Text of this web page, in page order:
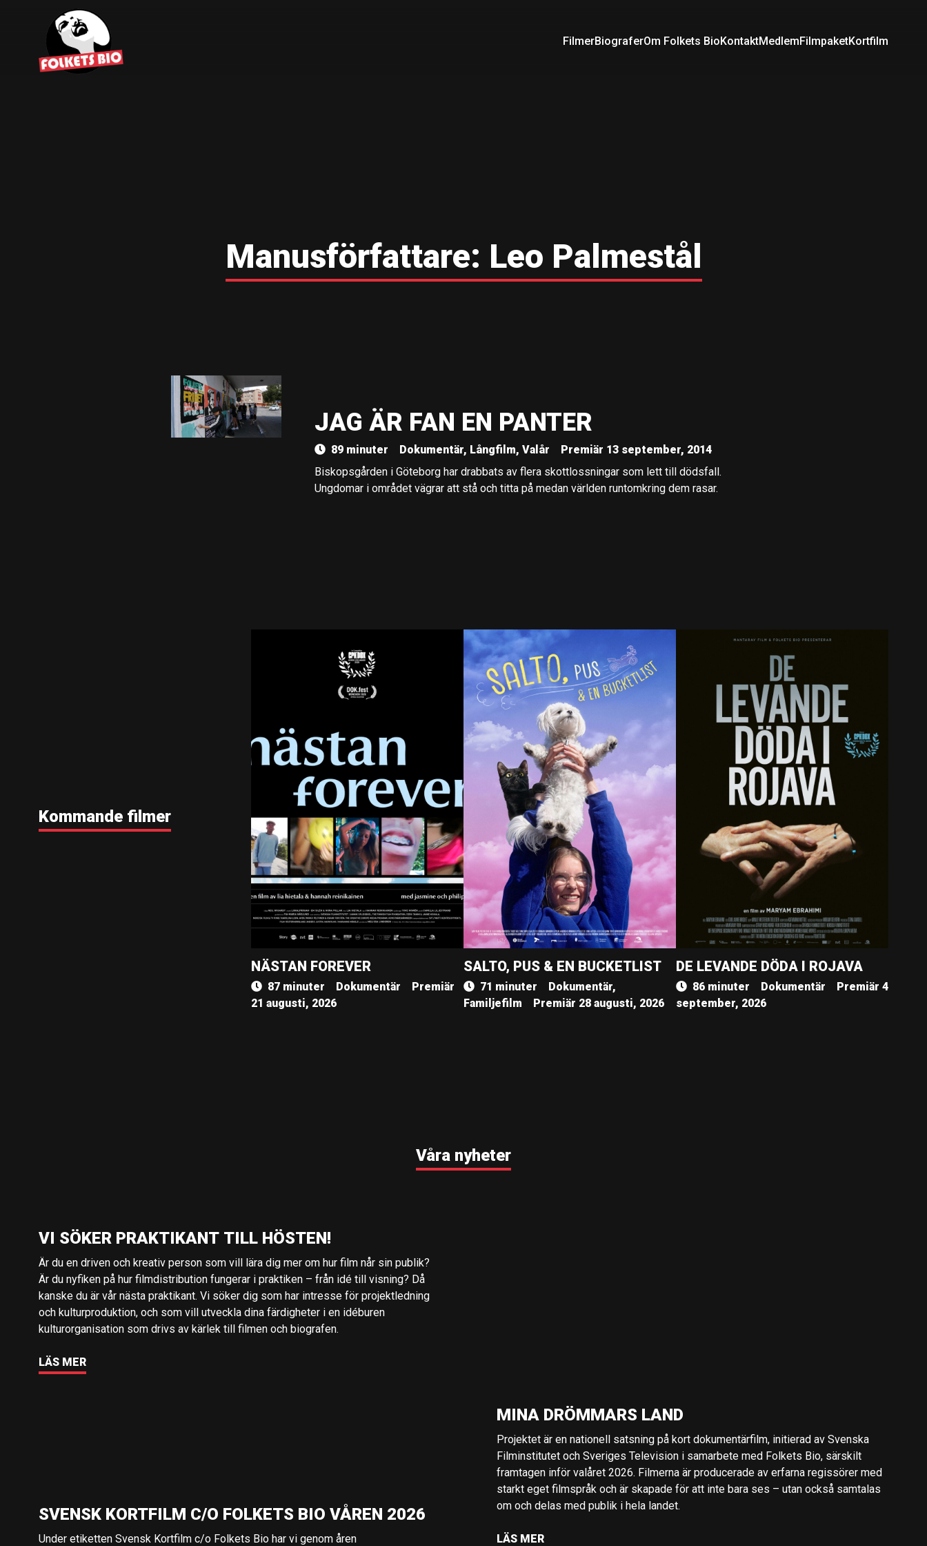
FilmerBiograferOm Folkets BioKontaktMedlemFilmpaketKortfilm
Manusförfattare: Leo Palmestål
JAG ÄR FAN EN PANTER
89 minuter Dokumentär, Långfilm, Valår
Premiär 13 september, 2014
Biskopsgården i Göteborg har drabbats av flera skottlossningar som lett till dödsfall.
Ungdomar i området vägrar att stå och titta på medan världen runtomkring dem rasar.
Kommande filmer
NÄSTAN FOREVER
87 minuter Dokumentär
Premiär
21 augusti, 2026
SALTO, PUS & EN BUCKETLIST
71 minuter
Dokumentär,
Familjefilm
Premiär 28 augusti, 2026
DE LEVANDE DÖDA I ROJAVA
86 minuter Dokumentär
Premiär 4
september, 2026
Våra nyheter
VI SÖKER PRAKTIKANT TILL HÖSTEN!
Är du en driven och kreativ person som vill lära dig mer om hur film når sin publik?
Är du nyfiken på hur filmdistribution fungerar i praktiken – från idé till visning? Då
kanske du är vår nästa praktikant. Vi söker dig som har intresse för projektledning
och kulturproduktion, och som vill utveckla dina färdigheter i en idéburen
kulturorganisation som drivs av kärlek till filmen och biografen.
LÄS MER
MINA DRÖMMARS LAND
Projektet är en nationell satsning på kort dokumentärfilm, initierad av Svenska
Filminstitutet och Sveriges Television i samarbete med Folkets Bio, särskilt
framtagen inför valåret 2026. Filmerna är producerade av erfarna regissörer med
starkt eget filmspråk och är skapade för att inte bara ses – utan också samtalas
om och delas med publik i hela landet.
LÄS MER
SVENSK KORTFILM C/O FOLKETS BIO VÅREN 2026
Under etiketten Svensk Kortfilm c/o Folkets Bio har vi genom åren